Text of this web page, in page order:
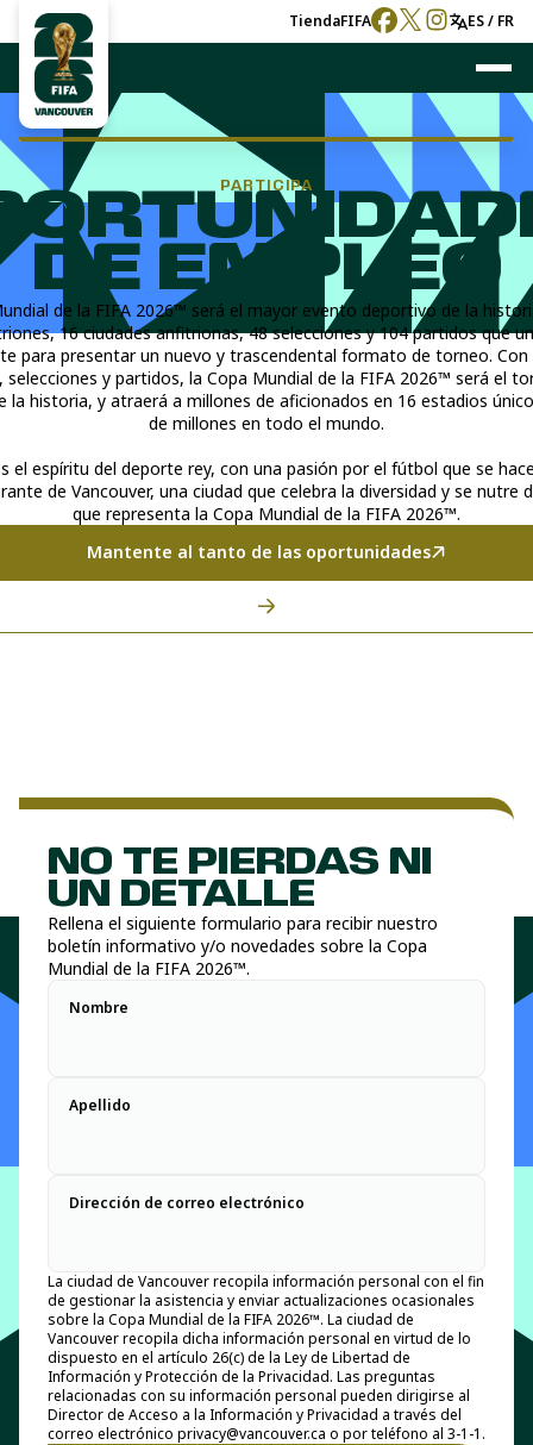
TiendaFIFA ES / FR
PARTICIPA
DE EMPLEO
de la FIFA 2026™ será el mayor evento deportivo de la
16 ciudades anfitrionas, 48 selecciones y 104 partidos que
para presentar un nuevo y trascendental formato de torneo. Con
selecciones y partidos, la Copa Mundial de la FIFA 2026™ será el
la historia, y atraerá a millones de aficionados en 16 estadios
de millones en todo el mundo.
el espíritu del deporte rey, con una pasión por el fútbol que se
de Vancouver, una ciudad que celebra la diversidad y se nutre
que representa la Copa Mundial de la FIFA 2026™.
Mantente al tanto de las oportunidades
NO TE PIERDAS NI
UN DETALLE
Rellena el siguiente formulario para recibir nuestro
boletín informativo y/o novedades sobre la Copa
Mundial de la FIFA 2026™.
Nombre
Apellido
Dirección de correo electrónico
La ciudad de Vancouver recopila información personal con el fin
de gestionar la asistencia y enviar actualizaciones ocasionales
sobre la Copa Mundial de la FIFA 2026™. La ciudad de
Vancouver recopila dicha información personal en virtud de lo
dispuesto en el artículo 26(c) de la Ley de Libertad de
Información y Protección de la Privacidad. Las preguntas
relacionadas con su información personal pueden dirigirse al
Director de Acceso a la Información y Privacidad a través del
correo electrónico privacy@vancouver.ca o por teléfono al 3-1-1.